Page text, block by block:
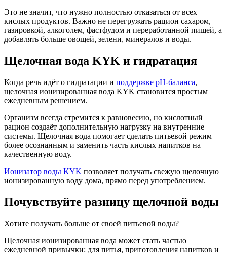
Это не значит, что нужно полностью отказаться от всех
кислых продуктов. Важно не перегружать рацион сахаром,
газировкой, алкоголем, фастфудом и переработанной пищей, а
добавлять больше овощей, зелени, минералов и воды.
Щелочная вода KYK и гидратация
Когда речь идёт о гидратации и поддержке pH-баланса,
щелочная ионизированная вода KYK становится простым
ежедневным решением.
Организм всегда стремится к равновесию, но кислотный
рацион создаёт дополнительную нагрузку на внутренние
системы. Щелочная вода помогает сделать питьевой режим
более осознанным и заменить часть кислых напитков на
качественную воду.
Ионизатор воды KYK позволяет получать свежую щелочную
ионизированную воду дома, прямо перед употреблением.
Почувствуйте разницу щелочной воды
Хотите получать больше от своей питьевой воды?
Щелочная ионизированная вода может стать частью
ежедневной привычки: для питья, приготовления напитков и